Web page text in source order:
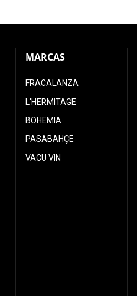
MARCAS
FRACALANZA
L'HERMITAGE
BOHEMIA
PASABAHÇE
VACU VIN